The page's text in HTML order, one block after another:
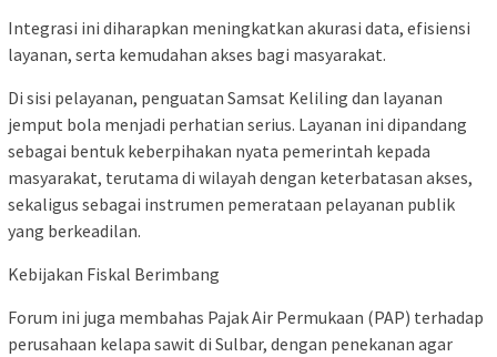
Integrasi ini diharapkan meningkatkan akurasi data, efisiensi
layanan, serta kemudahan akses bagi masyarakat.
Di sisi pelayanan, penguatan Samsat Keliling dan layanan
jemput bola menjadi perhatian serius. Layanan ini dipandang
sebagai bentuk keberpihakan nyata pemerintah kepada
masyarakat, terutama di wilayah dengan keterbatasan akses,
sekaligus sebagai instrumen pemerataan pelayanan publik
yang berkeadilan.
Kebijakan Fiskal Berimbang
Forum ini juga membahas Pajak Air Permukaan (PAP) terhadap
perusahaan kelapa sawit di Sulbar, dengan penekanan agar